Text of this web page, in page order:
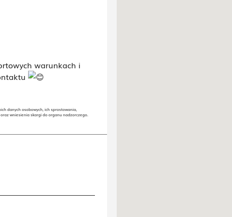
warunkach i
danych osobowych, ich sprostowania,
wniesienia skargi do organu nadzorczego.